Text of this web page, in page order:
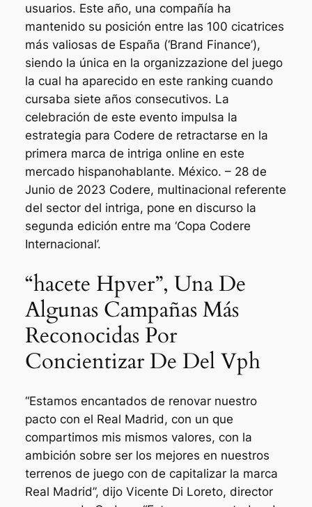
usuarios. Este año, una compañía ha
mantenido su posición entre las 100 cicatrices
más valiosas de España (‘Brand Finance’),
siendo la única en la organizzazione del juego
la cual ha aparecido en este ranking cuando
cursaba siete años consecutivos. La
celebración de este evento impulsa la
estrategia para Codere de retractarse en la
primera marca de intriga online en este
mercado hispanohablante. México. – 28 de
Junio de 2023 Codere, multinacional referente
del sector del intriga, pone en discurso la
segunda edición entre ma ‘Copa Codere
Internacional’.
“hacete Hpver”, Una De
Algunas Campañas Más
Reconocidas Por
Concientizar De Del Vph
“Estamos encantados de renovar nuestro
pacto con el Real Madrid, con un que
compartimos mis mismos valores, con la
ambición sobre ser los mejores en nuestros
terrenos de juego con de capitalizar la marca
Real Madrid”, dijo Vicente Di Loreto, director